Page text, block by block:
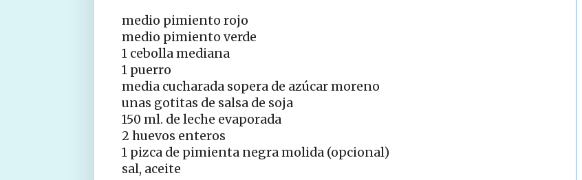
medio pimiento rojo
medio pimiento verde
1 cebolla mediana
1 puerro
media cucharada sopera de azúcar moreno
unas gotitas de salsa de soja
150 ml. de leche evaporada
2 huevos enteros
1 pizca de pimienta negra molida (opcional)
sal, aceite